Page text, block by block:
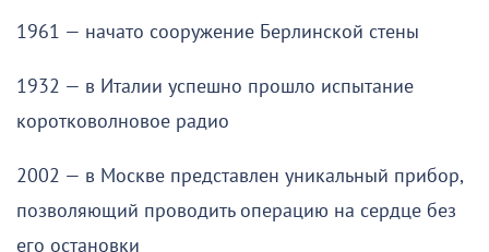
1961 — начато сооружение Берлинской стены
1932 — в Италии успешно прошло испытание
коротковолновое радио
2002 — в Москве представлен уникальный прибор,
позволяющий проводить операцию на сердце без
его остановки